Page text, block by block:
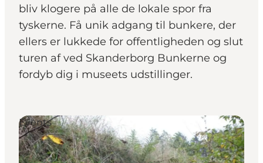
bliv klogere på alle de lokale spor fra
tyskerne. Få unik adgang til bunkere, der
ellers er lukkede for offentligheden og slut
turen af ved Skanderborg Bunkerne og
fordyb dig i museets udstillinger.
Events